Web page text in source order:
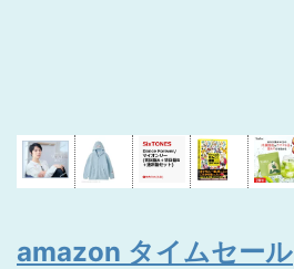
amazon タイムセール